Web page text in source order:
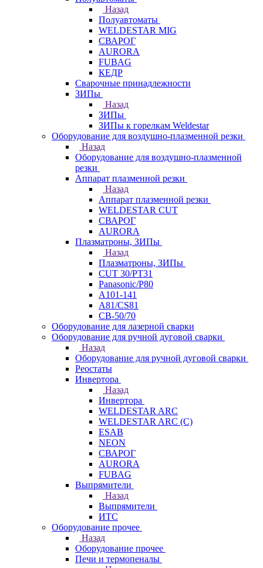
Назад
Полуавтоматы
WELDESTAR MIG
СВАРОГ
AURORA
FUBAG
КЕДР
Сварочные принадлежности
ЗИПы
Назад
ЗИПы
ЗИПы к горелкам Weldestar
Оборудование для воздушно-плазменной резки
Назад
Оборудование для воздушно-плазменной
резки
Аппарат плазменной резки
Назад
Аппарат плазменной резки
WELDESTAR CUT
СВАРОГ
AURORA
Плазматроны, ЗИПы
Назад
Плазматроны, ЗИПы
CUT 30/PT31
Panasonic/P80
А101-141
А81/CS81
СВ-50/70
Оборудование для лазерной сварки
Оборудование для ручной дуговой сварки
Назад
Оборудование для ручной дуговой сварки
Реостаты
Инвертора
Назад
Инвертора
WELDESTAR ARC
WELDESTAR ARC (С)
ESAB
NEON
СВАРОГ
AURORA
FUBAG
Выпрямители
Назад
Выпрямители
ИТС
Оборудование прочее
Назад
Оборудование прочее
Печи и термопеналы